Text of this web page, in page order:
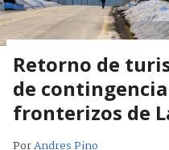
Retorno de
de
fronterizos de
PorAndres Pino